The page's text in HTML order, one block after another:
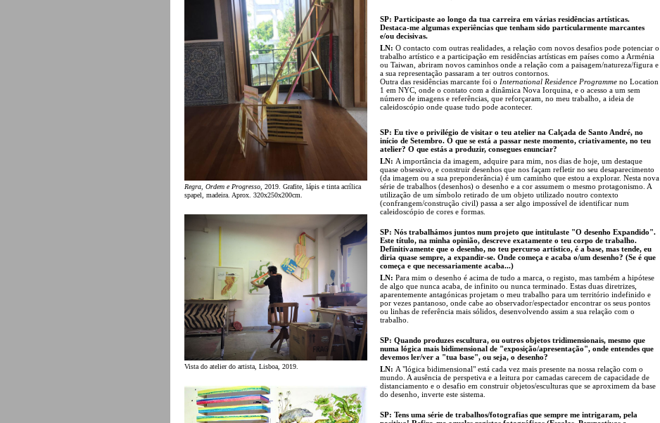
Regra, Ordem e Progresso, 2019. Grafite, lápis e tinta acrílica
spapel, madeira. Aprox. 320x250x200cm.
Vista do atelier do artista, Lisboa, 2019.
SP: Participaste ao longo da tua carreira em várias residências artísticas.
Destaca-me algumas experiências que tenham sido particularmente marcantes
e/ou decisivas.
LN: O contacto com outras realidades, a relação com novos desafios pode potenciar o
trabalho artístico e a participação em residências artísticas em países como a Arménia
ou Taiwan, abriram novos caminhos onde a relação com a paisagem/natureza/figura e
a sua representação passaram a ter outros contornos.
Outra das residências marcante foi o International Residence Programme no Location
1 em NYC, onde o contato com a dinâmica Nova Iorquina, e o acesso a um sem
número de imagens e referências, que reforçaram, no meu trabalho, a ideia de
caleidoscópio onde quase tudo pode acontecer.
SP: Eu tive o privilégio de visitar o teu atelier na Calçada de Santo André, no
início de Setembro. O que se está a passar neste momento, criativamente, no teu
atelier? O que estás a produzir, consegues enunciar?
LN: A importância da imagem, adquire para mim, nos dias de hoje, um destaque
quase obsessivo, e construir desenhos que nos façam refletir no seu desaparecimento
(da imagem ou a sua preponderância) é um caminho que estou a explorar. Nesta nova
série de trabalhos (desenhos) o desenho e a cor assumem o mesmo protagonismo. A
utilização de um símbolo retirado de um objeto utilizado noutro contexto
(confrangem/construção civil) passa a ser algo impossível de identificar num
caleidoscópio de cores e formas.
SP: Nós trabalhámos juntos num projeto que intitulaste "O desenho Expandido".
Este título, na minha opinião, descreve exatamente o teu corpo de trabalho.
Definitivamente que o desenho, no teu percurso artístico, é a base, mas tende, eu
diria quase sempre, a expandir-se. Onde começa e acaba o/um desenho? (Se é que
começa e que necessariamente acaba...)
LN: Para mim o desenho é acima de tudo a marca, o registo, mas também a hipótese
de algo que nunca acaba, de infinito ou nunca terminado. Estas duas diretrizes,
aparentemente antagónicas projetam o meu trabalho para um território indefinido e
por vezes pantanoso, onde cabe ao observador/espectador encontrar os seus pontos
ou linhas de referência mais sólidos, desenvolvendo assim a sua relação com o
trabalho.
SP: Quando produzes escultura, ou outros objetos tridimensionais, mesmo que
numa lógica mais bidimensional de "exposição/apresentação", onde entendes que
devemos ler/ver a "tua base", ou seja, o desenho?
LN: A "lógica bidimensional" está cada vez mais presente na nossa relação com o
mundo. A ausência de perspetiva e a leitura por camadas carecem de capacidade de
distanciamento e o desafio em construir objetos/esculturas que se aproximem da base
do desenho, inverte este sistema.
SP: Tens uma série de trabalhos/fotografias que sempre me intrigaram, pela